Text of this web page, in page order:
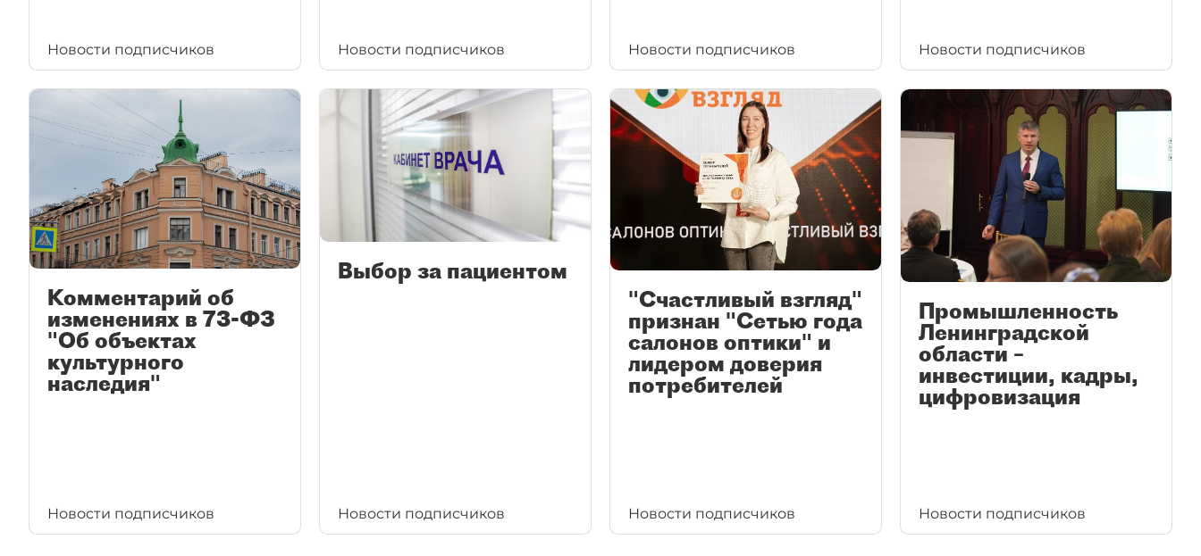
Новости подписчиков Новости подписчиков Новости подписчиков Новости подписчиков
Комментарий об
изменениях в 73-ФЗ
"Об объектах
культурного
наследия"
Новости подписчиков
Выбор за пациентом
Новости подписчиков
"Счастливый взгляд"
признан "Сетью года
салонов оптики" и
лидером доверия
потребителей
Новости подписчиков
Промышленность
Ленинградской
области –
инвестиции, кадры,
цифровизация
Новости подписчиков